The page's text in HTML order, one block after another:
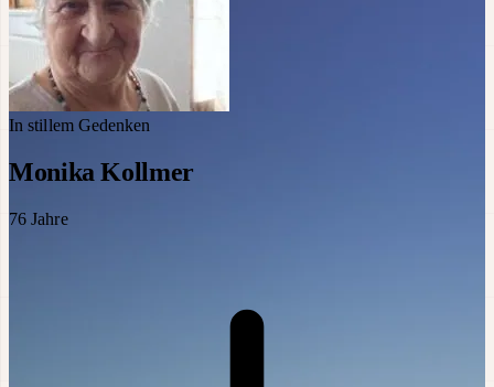
In stillem Gedenken
Monika Kollmer
76 Jahre